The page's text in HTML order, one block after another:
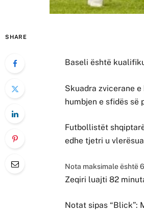
SHARE
Baseli është
Skuadra zvicerane
humbjen e sfidës së
Futbollistët
edhe tjetri u
Nota maksimale është
Zeqiri luajti 82
Notat sipas “Blick”: